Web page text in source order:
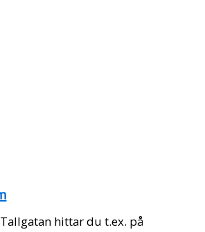
hittar du t.ex. på